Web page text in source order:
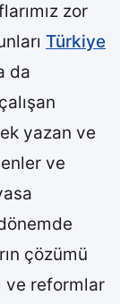
zor
Türkiye
da
yazan ve
ve
çözümü
ve reformlar